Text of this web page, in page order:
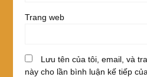
Trang web
Lưu tên của tôi, email, và
này cho lần bình luận kế tiếp